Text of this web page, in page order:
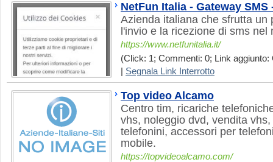
NetFun Italia - Gateway SMS
Azienda italiana che sfrutta un
l'invio e la ricezione di sms nel
https://www.netfunitalia.it/
(Click: 1; Commenti: 0; Link aggiunto:
Segnala Link Interrotto
Top video Alcamo
Centro tim, ricariche
vhs, noleggio dvd, vendita
telefonini, accessori per
mobile.
https://topvideoalcamo.com/